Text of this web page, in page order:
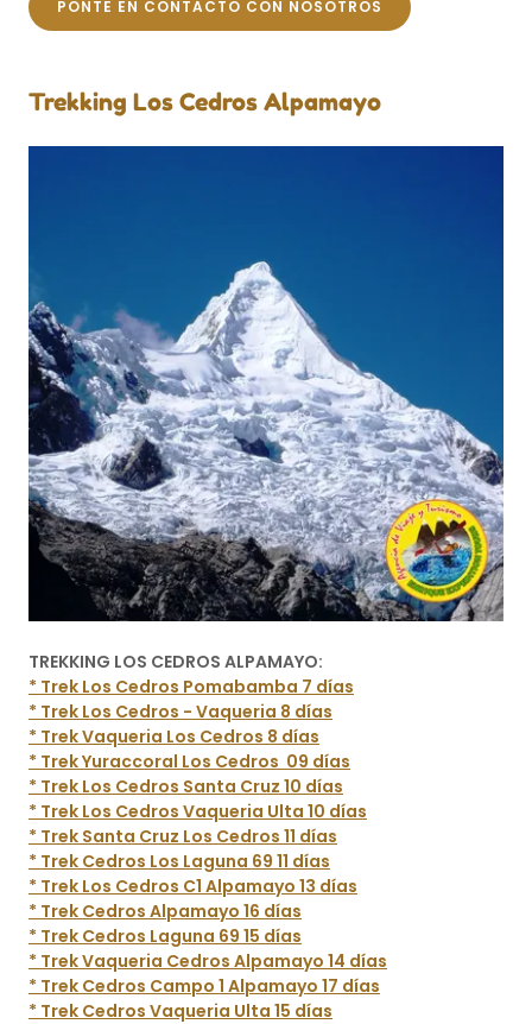
PONTE EN CONTACTO CON NOSOTROS
Trekking Los Cedros Alpamayo
TREKKING LOS CEDROS ALPAMAYO:
* Trek Los Cedros Pomabamba 7 días
* Trek Los Cedros - Vaqueria 8 días
* Trek Vaqueria Los Cedros 8 días
* Trek Yuraccoral Los Cedros 09 días
* Trek Los Cedros Santa Cruz 10 días
* Trek Los Cedros Vaqueria Ulta 10 días
* Trek Santa Cruz Los Cedros 11 días
* Trek Cedros Los Laguna 69 11 días
* Trek Los Cedros C1 Alpamayo 13 días
* Trek Cedros Alpamayo 16 días
* Trek Cedros Laguna 69 15 días
* Trek Vaqueria Cedros Alpamayo 14 días
* Trek Cedros Campo 1 Alpamayo 17 días
* Trek Cedros Vaqueria Ulta 15 días